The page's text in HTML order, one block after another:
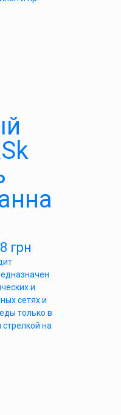
грн
и
сетях и
только в
на